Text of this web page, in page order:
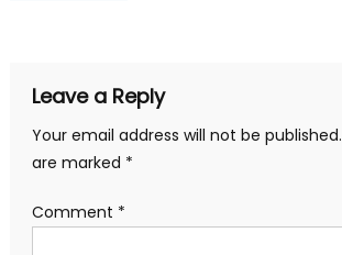
Leave a Reply
Your email address will not be published.
are marked *
Comment *